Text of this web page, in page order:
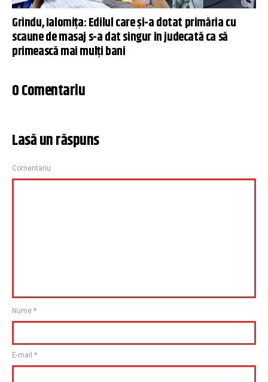
Grindu, Ialomița: Edilul care și-a dotat primăria cu
scaune de masaj s-a dat singur în judecată ca să
primească mai mulți bani
0 Comentariu
Lasă un răspuns
Comentariu
Nume *
E-mail *